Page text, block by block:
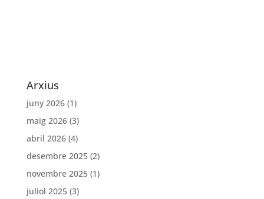
Arxius
juny 2026(1)
maig 2026(3)
abril 2026(4)
desembre 2025(2)
novembre 2025(1)
juliol 2025(3)